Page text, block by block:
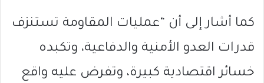
كما أشار إلى أن “عمليات المقاومة تستنزف
قدرات العدو الأمنية والدفاعية، وتكبده
خسائر اقتصادية كبيرة، وتفرض عليه واقع